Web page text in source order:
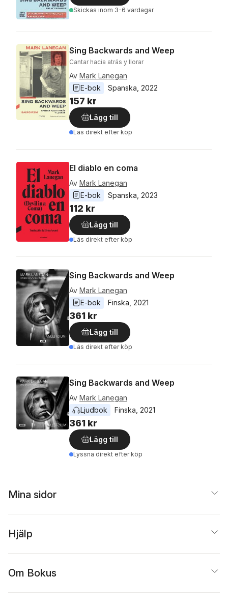
Skickas inom 3-6 vardagar
Sing Backwards and Weep
Cantar hacia atrás y llorar
Av Mark Lanegan
E-bok
Spanska 2022
157 kr
Lägg till
Läs direkt efter köp
El diablo en coma
Av Mark Lanegan
E-bok
Spanska 2023
112 kr
Lägg till
Läs direkt efter köp
Sing Backwards and Weep
Av Mark Lanegan
E-bok
Finska 2021
361 kr
Lägg till
Läs direkt efter köp
Sing Backwards and Weep
Av Mark Lanegan
Ljudbok
Finska 2021
361 kr
Lägg till
Lyssna direkt efter köp
Mina sidor
Hjälp
Om Bokus